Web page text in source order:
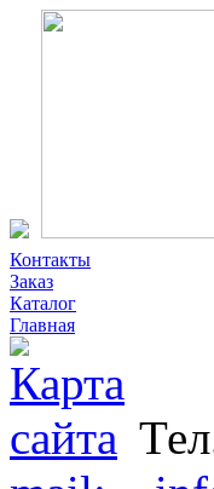
Контакты
Заказ
Каталог
Главная